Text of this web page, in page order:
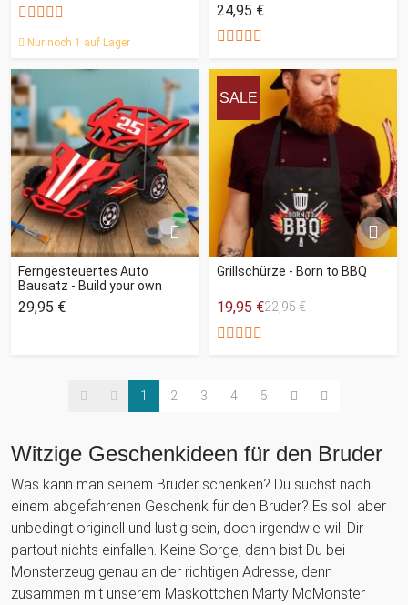
Nur noch 1 auf Lager
24,95 €
Ferngesteuertes Auto
Bausatz - Build your own
29,95 €
SALE
Grillschürze - Born to BBQ
19,95 €22,95 €
1 2 3 4 5
Witzige Geschenkideen für den Bruder
Was kann man seinem Bruder schenken? Du suchst nach
einem abgefahrenen Geschenk für den Bruder? Es soll aber
unbedingt originell und lustig sein, doch irgendwie will Dir
partout nichts einfallen. Keine Sorge, dann bist Du bei
Monsterzeug genau an der richtigen Adresse, denn
zusammen mit unserem Maskottchen Marty McMonster